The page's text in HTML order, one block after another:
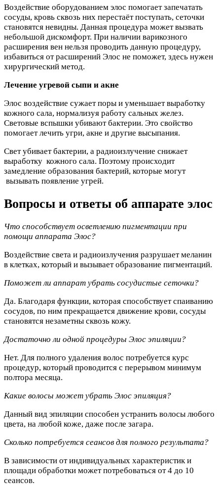
Воздействие оборудованием элос помогает запечатать
сосуды, кровь сквозь них перестаёт поступать, сеточки
становятся невидны. Данная процедура может вызвать
небольшой дискомфорт. При наличии варикозного
расширения вен нельзя проводить данную процедуру,
избавиться от расширений Элос не поможет, здесь нужен
хирургический метод.
Лечение угревой сыпи и акне
Элос воздействие сужает поры и уменьшает выработку
кожного сала, нормализуя работу сальных желез.
Световые вспышки убивают бактерии. Это свойство
помогает лечить угри, акне и другие высыпания.
Свет убивает бактерии, а радиоизлучение снижает
выработку кожного сала. Поэтому происходит
замедление образования бактерий, которые могут
вызывать появление угрей.
Вопросы и ответы об аппарате элос
Что способствует осветлению пигментации при
помощи аппарата Элос?
Воздействие света и радиоизлучения разрушает меланин
в клетках, который и вызывает образование пигментаций.
Поможет ли аппарат убрать сосудистые сеточки?
Да. Благодаря функции, которая способствует спаиванию
сосудов, по ним прекращается движение крови, сосуды
становятся незаметны сквозь кожу.
Достаточно ли одной процедуры Элос эпиляции?
Нет. Для полного удаления волос потребуется курс
процедур, который проводится с перерывом минимум
полтора месяца.
Какие волосы может убрать Элос эпиляция?
Данный вид эпиляции способен устранить волосы любого
цвета, на любой коже, даже после загара.
Сколько потребуется сеансов для полного результата?
В зависимости от индивидуальных характеристик и
площади обработки может потребоваться от 4 до 10
сеансов.